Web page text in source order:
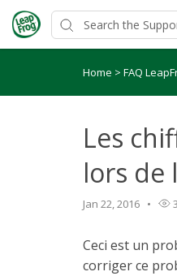
Home > FAQ
Les
lors de
Jan 22, 2016
Ceci est un
corriger ce